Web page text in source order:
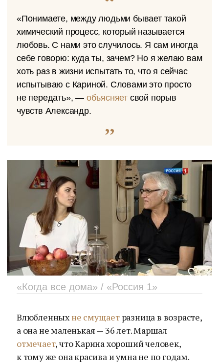
«Понимаете, между людьми бывает такой
химический процесс, который называется
любовь. С нами это случилось. Я сам иногда
себе говорю: куда ты, зачем? Но я желаю вам
хоть раз в жизни испытать то, что я сейчас
испытываю с Кариной. Словами это просто
не передать», — объясняет свой порыв
чувств Александр.
«Когда все дома» / «Россия 1»
Влюбленных не смущаетразница в возрасте,
а она не маленькая — 36 лет. Маршал
отмечает, что Карина хороший человек,
к тому же она красива и умна не по годам.